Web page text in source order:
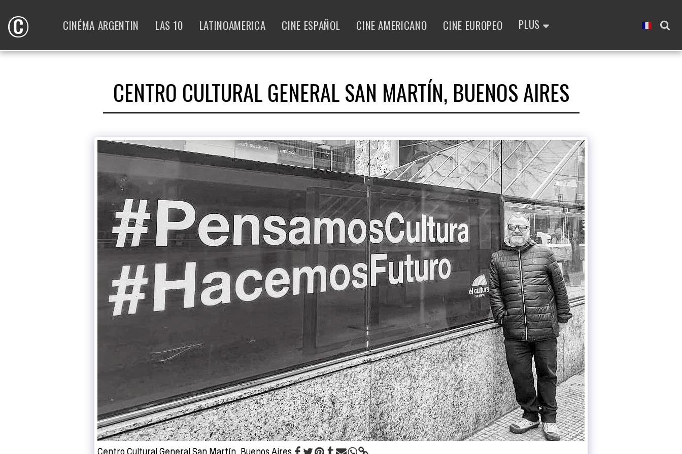
© CINÉMA ARGENTIN LAS 10 LATINOAMERICA CINE ESPAÑOL CINE AMERICANO CINE EUROPEO PLUS
CENTRO CULTURAL GENERAL SAN MARTÍN, BUENOS AIRES
Centro Cultural General San Martín, Buenos Aires